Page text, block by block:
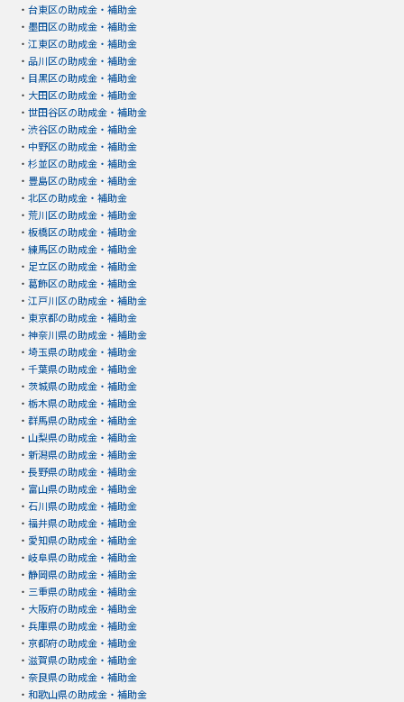
・ 台東区の助成金・補助金
・ 墨田区の助成金・補助金
・ 江東区の助成金・補助金
・ 品川区の助成金・補助金
・ 目黒区の助成金・補助金
・ 大田区の助成金・補助金
・ 世田谷区の助成金・補助金
・ 渋谷区の助成金・補助金
・ 中野区の助成金・補助金
・ 杉並区の助成金・補助金
・ 豊島区の助成金・補助金
・ 北区の助成金・補助金
・ 荒川区の助成金・補助金
・ 板橋区の助成金・補助金
・ 練馬区の助成金・補助金
・ 足立区の助成金・補助金
・ 葛飾区の助成金・補助金
・ 江戸川区の助成金・補助金
・ 東京都の助成金・補助金
・ 神奈川県の助成金・補助金
・ 埼玉県の助成金・補助金
・ 千葉県の助成金・補助金
・ 茨城県の助成金・補助金
・ 栃木県の助成金・補助金
・ 群馬県の助成金・補助金
・ 山梨県の助成金・補助金
・ 新潟県の助成金・補助金
・ 長野県の助成金・補助金
・ 富山県の助成金・補助金
・ 石川県の助成金・補助金
・ 福井県の助成金・補助金
・ 愛知県の助成金・補助金
・ 岐阜県の助成金・補助金
・ 静岡県の助成金・補助金
・ 三重県の助成金・補助金
・ 大阪府の助成金・補助金
・ 兵庫県の助成金・補助金
・ 京都府の助成金・補助金
・ 滋賀県の助成金・補助金
・ 奈良県の助成金・補助金
・ 和歌山県の助成金・補助金